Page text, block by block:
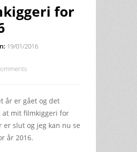
for
19/01/2016
år er gået og det
at mit filmkiggeri for
er slut og jeg kan nu se
år 2016.